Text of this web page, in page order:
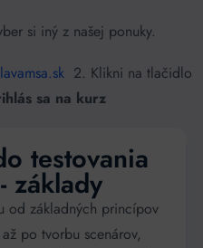
si iný z našej ponuky.
2. Klikni na tlačidlo
sa na kurz
testovania
základy
od základných princípov
po tvorbu scenárov,